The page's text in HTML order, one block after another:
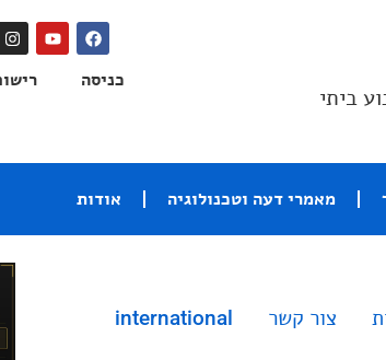
ביתי
כניסה
מאמרי דעה וטכנולוגיה אודות
צור קשר international